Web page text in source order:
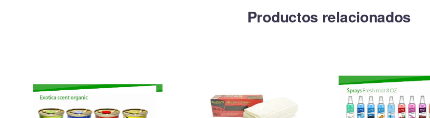
Productos relacionados